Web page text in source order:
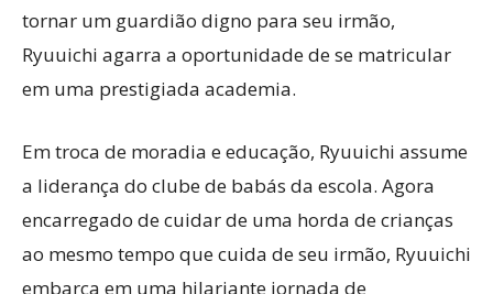
tornar um guardião digno para seu irmão,
Ryuuichi agarra a oportunidade de se matricular
em uma prestigiada academia.
Em troca de moradia e educação, Ryuuichi assume
a liderança do clube de babás da escola. Agora
encarregado de cuidar de uma horda de crianças
ao mesmo tempo que cuida de seu irmão, Ryuuichi
embarca em uma hilariante jornada de